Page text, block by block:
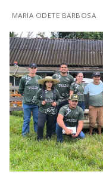
SISTEMAS
Chamados TI
Extranet
Lgpd
Gerador Senha
Solicitações
MARIA ODETE BARBOSA